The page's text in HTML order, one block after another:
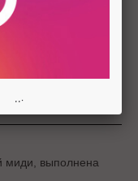
миди, выполнена